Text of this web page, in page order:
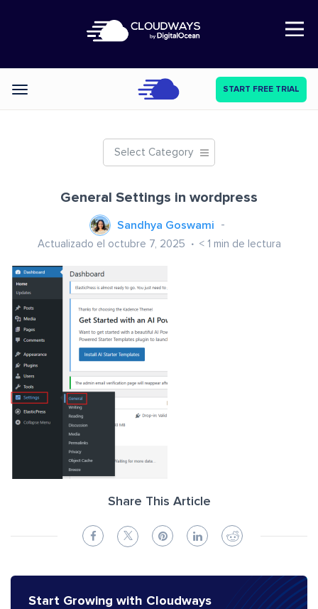
Open Nav
Categories START FREE TRIAL
Select Category
General Settings in wordpress
Sandhya Goswami
Actualizado el octubre 7, 2025 < 1 min de lectura
Share This Article
Start Growing with Cloudways